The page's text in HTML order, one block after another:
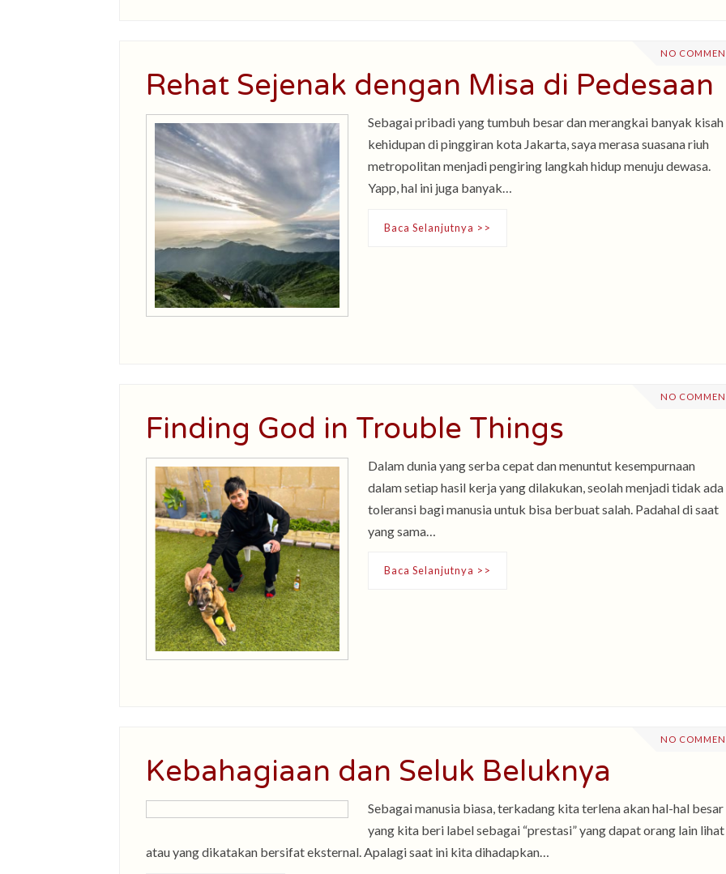
NO
Rehat Sejenak dengan Misa di Pedesaan
Sebagai pribadi yang tumbuh besar dan merangkai banyak kisah
kehidupan di pinggiran kota Jakarta, saya merasa suasana riuh
metropolitan menjadi pengiring langkah hidup menuju dewasa.
Yapp, hal ini juga banyak…
Baca Selanjutnya >>
NO
Finding God in Trouble Things
Dalam dunia yang serba cepat dan menuntut kesempurnaan
dalam setiap hasil kerja yang dilakukan, seolah menjadi tidak ada
toleransi bagi manusia untuk bisa berbuat salah. Padahal di saat
yang sama…
Baca Selanjutnya >>
NO
Kebahagiaan dan Seluk Beluknya
Sebagai manusia biasa, terkadang kita terlena akan hal-hal besar
yang kita beri label sebagai “prestasi” yang dapat orang lain lihat
atau yang dikatakan bersifat eksternal. Apalagi saat ini kita dihadapkan…